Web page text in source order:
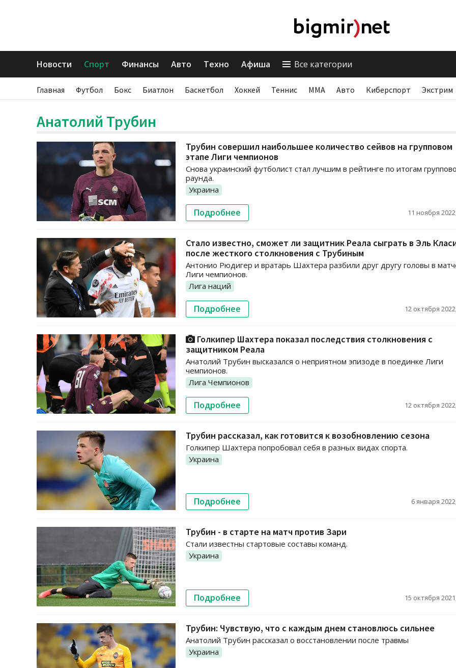
Новости Спорт Финансы Авто Техно Афиша Все категории
Главная Футбол Бокс Биатлон Баскетбол Хоккей Теннис ММА Авто Киберспорт Экстрим
Анатолий Трубин
Трубин совершил наибольшее количество сейвов на групповом
этапе Лиги чемпионов
Снова украинский футболист стал лучшим в рейтинге по итогам
раунда.
Украина
Подробнее 11 ноября
Стало известно, сможет ли защитник Реала сыграть в Эль
после жесткого столкновения с Трубиным
Антонио Рюдигер и вратарь Шахтера разбили друг другу головы в
Лиги чемпионов.
Лига наций
Подробнее 12 октября
Голкипер Шахтера показал последствия столкновения с
защитником Реала
Анатолий Трубин высказался о неприятном эпизоде в поединке Лиги
чемпионов.
Лига Чемпионов
Подробнее 12 октября
Трубин рассказал, как готовится к возобновлению сезона
Голкипер Шахтера попробовал себя в разных видах спорта.
Украина
Подробнее 6 января
Трубин - в старте на матч против Зари
Стали известны стартовые составы команд.
Украина
Подробнее 15 октября
Трубин: Чувствую, что с каждым днем становлюсь сильнее
Анатолий Трубин рассказал о восстановлении после травмы
Украина